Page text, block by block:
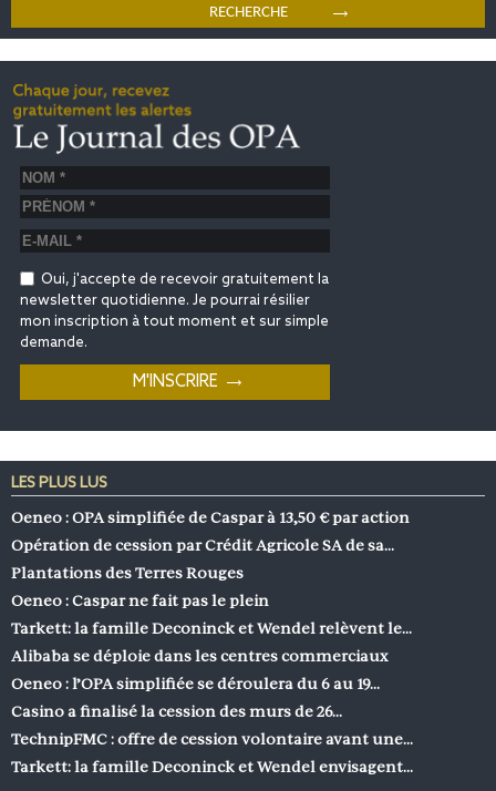
Oui, j'accepte de recevoir gratuitement la
newsletter quotidienne. Je pourrai résilier
mon inscription à tout moment et sur simple
demande.
LES PLUS LUS
Oeneo : OPA simplifiée de Caspar à 13,50 € par action
Opération de cession par Crédit Agricole SA de sa…
Plantations des Terres Rouges
Oeneo : Caspar ne fait pas le plein
Tarkett: la famille Deconinck et Wendel relèvent le…
Alibaba se déploie dans les centres commerciaux
Oeneo : l’OPA simplifiée se déroulera du 6 au 19…
Casino a finalisé la cession des murs de 26…
TechnipFMC : offre de cession volontaire avant une…
Tarkett: la famille Deconinck et Wendel envisagent…